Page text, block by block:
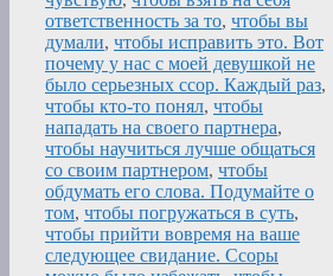
ответственность за то, чтобы вы
думали, чтобы исправить это. Вот
почему у нас с моей девушкой не
было серьезных ссор. Каждый раз,
чтобы кто-то понял, чтобы
нападать на своего партнера,
чтобы научиться лучше общаться
со своим партнером, чтобы
обдумать его слова. Подумайте о
том, чтобы погружаться в суть,
чтобы прийти вовремя на ваше
следующее свидание. Ссоры